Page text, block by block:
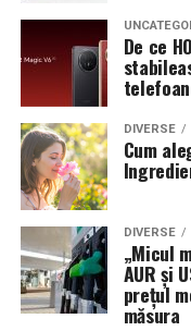
De ce
DIVERSE
Cum
DIVERSE
„Micul
AUR și
prețul
măsura